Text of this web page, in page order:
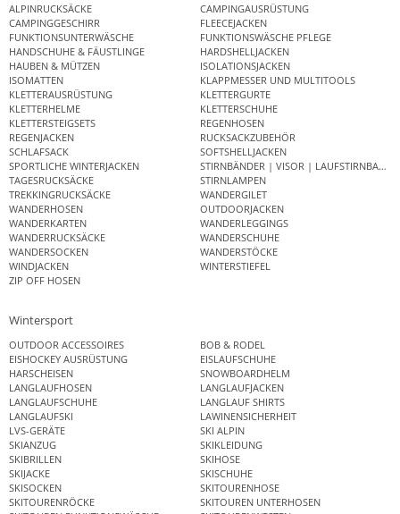
ALPINRUCKSÄCKE
CAMPINGAUSRÜSTUNG
CAMPINGGESCHIRR
FLEECEJACKEN
FUNKTIONSUNTERWÄSCHE
FUNKTIONSWÄSCHE PFLEGE
HANDSCHUHE & FÄUSTLINGE
HARDSHELLJACKEN
HAUBEN & MÜTZEN
ISOLATIONSJACKEN
ISOMATTEN
KLAPPMESSER UND MULTITOOLS
KLETTERAUSRÜSTUNG
KLETTERGURTE
KLETTERHELME
KLETTERSCHUHE
KLETTERSTEIGSETS
REGENHOSEN
REGENJACKEN
RUCKSACKZUBEHÖR
SCHLAFSACK
SOFTSHELLJACKEN
SPORTLICHE WINTERJACKEN
STIRNBÄNDER | VISOR | LAUFSTIRNBAND
TAGESRUCKSÄCKE
STIRNLAMPEN
TREKKINGRUCKSÄCKE
WANDERGILET
WANDERHOSEN
OUTDOORJACKEN
WANDERKARTEN
WANDERLEGGINGS
WANDERRUCKSÄCKE
WANDERSCHUHE
WANDERSOCKEN
WANDERSTÖCKE
WINDJACKEN
WINTERSTIEFEL
ZIP OFF HOSEN
Wintersport
OUTDOOR ACCESSOIRES
BOB & RODEL
EISHOCKEY AUSRÜSTUNG
EISLAUFSCHUHE
HARSCHEISEN
SNOWBOARDHELM
LANGLAUFHOSEN
LANGLAUFJACKEN
LANGLAUFSCHUHE
LANGLAUF SHIRTS
LANGLAUFSKI
LAWINENSICHERHEIT
LVS-GERÄTE
SKI ALPIN
SKIANZUG
SKIKLEIDUNG
SKIBRILLEN
SKIHOSE
SKIJACKE
SKISCHUHE
SKISOCKEN
SKITOURENHOSE
SKITOURENRÖCKE
SKITOUREN UNTERHOSEN